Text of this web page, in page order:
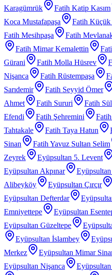
Karagümrük Fatih Katip Kasım
Koca Mustafapaşa
Fatih Küçük
Fatih Mesihpaşa
Fatih
Fatih Mimar Kemalettin
Gürani
Fatih Molla Hüsrev
Nişanca
Fatih Rüstempaşa
Sarıdemir
Fatih Seyyid Ömer
Ahmet
Fatih Sururi Fatih
Efendi
Fatih Şehremini
Tahtakale
Fatih Taya Hatun
Sinan
Fatih Yavuz Sultan Selim
Zeyrek
Eyüpsultan 5. Levent
Eyüpsultan Akpınar
Alibeyköy
Eyüpsultan Çırçır
Eyüpsultan Defterdar
Emniyettepe
Eyüpsultan
Eyüpsultan Güzeltepe
Eyüpsultan İslambey
Merkez
Eyüpsultan Mimar
Eyüpsultan Nişanca